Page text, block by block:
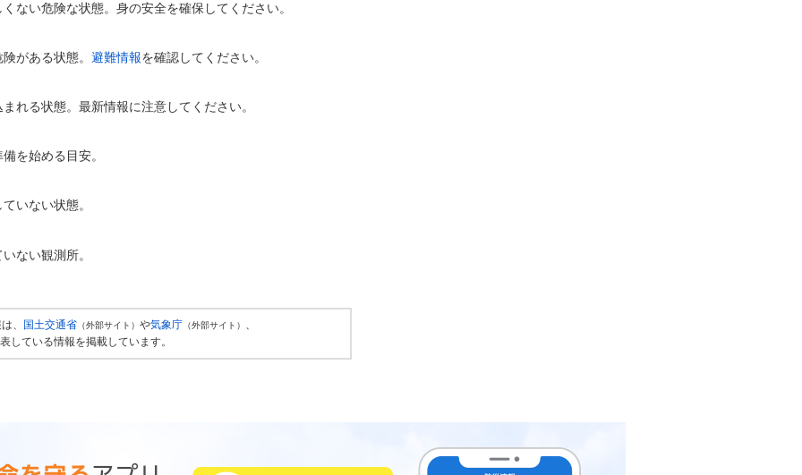
ない危険な状態。身の安全を確保してください。
がある状態。 避難情報を確認してください。
れる状態。最新情報に注意してください。
を始める目安。
いない状態。
ない観測所。
、 国土交通省 （外部サイト） や気象庁 （外部サイト） 、
している情報を掲載しています。